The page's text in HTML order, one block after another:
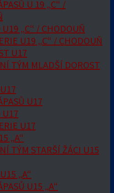
U 19 „C“ /
U19 „C“ / CHODOUŇ
U19 „C“ / CHODOUŇ
U17
TÝM MLADŠÍ DOROST
U17
U17
U17
„A“
TÝM STARŠÍ ŽÁCI U15
„A“
U15 „A“